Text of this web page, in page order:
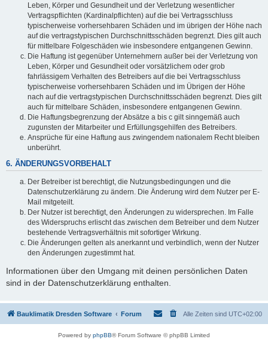
Leben, Körper und Gesundheit und der Verletzung wesentlicher
Vertragspflichten (Kardinalpflichten) auf die bei Vertragsschluss
typischerweise vorhersehbaren Schäden und im übrigen der Höhe nach
auf die vertragstypischen Durchschnittsschäden begrenzt. Dies gilt auch
für mittelbare Folgeschäden wie insbesondere entgangenen Gewinn.
Die Haftung ist gegenüber Unternehmern außer bei der Verletzung von
Leben, Körper und Gesundheit oder vorsätzlichem oder grob
fahrlässigem Verhalten des Betreibers auf die bei Vertragsschluss
typischerweise vorhersehbaren Schäden und im Übrigen der Höhe
nach auf die vertragstypischen Durchschnittsschäden begrenzt. Dies gilt
auch für mittelbare Schäden, insbesondere entgangenen Gewinn.
Die Haftungsbegrenzung der Absätze a bis c gilt sinngemäß auch
zugunsten der Mitarbeiter und Erfüllungsgehilfen des Betreibers.
Ansprüche für eine Haftung aus zwingendem nationalem Recht bleiben
unberührt.
6. ÄNDERUNGSVORBEHALT
Der Betreiber ist berechtigt, die Nutzungsbedingungen und die
Datenschutzerklärung zu ändern. Die Änderung wird dem Nutzer per E-
Mail mitgeteilt.
Der Nutzer ist berechtigt, den Änderungen zu widersprechen. Im Falle
des Widerspruchs erlischt das zwischen dem Betreiber und dem Nutzer
bestehende Vertragsverhältnis mit sofortiger Wirkung.
Die Änderungen gelten als anerkannt und verbindlich, wenn der Nutzer
den Änderungen zugestimmt hat.
Informationen über den Umgang mit deinen persönlichen Daten
sind in der Datenschutzerklärung enthalten.
Bauklimatik Dresden Software Forum Alle Zeiten sind UTC+02:00
Powered by phpBB® Forum Software © phpBB Limited